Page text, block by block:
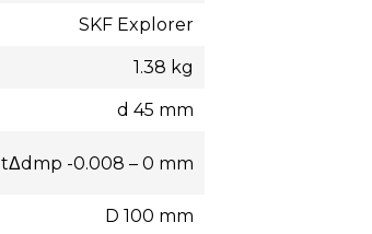
SKF Explorer
1.38 kg
d 45 mm
tΔdmp -0.008 – 0 mm
D 100 mm